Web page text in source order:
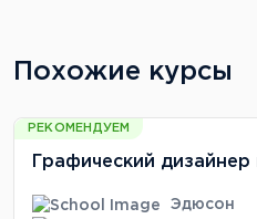
Похожие курсы
РЕКОМЕНДУЕМ
Графический
Эдюсон